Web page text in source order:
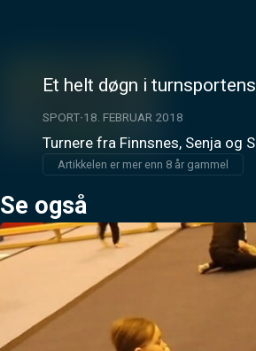
Et helt døgn i
SPORT 18. FEBRUAR 2018
Turnere fra Finnsnes, Senja
Artikkelen er mer enn 8 år gammel
Se også